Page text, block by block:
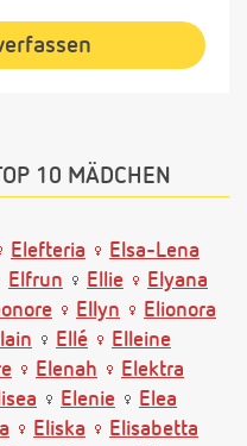
10 MÄDCHEN
Elefteria
Elsa-Lena
Elfrun Ellie
Elyana
Ellyn
Elionora
Ellé
Elleine
Elenah
Elektra
Elenie
Elea
Eliska
Elisabetta